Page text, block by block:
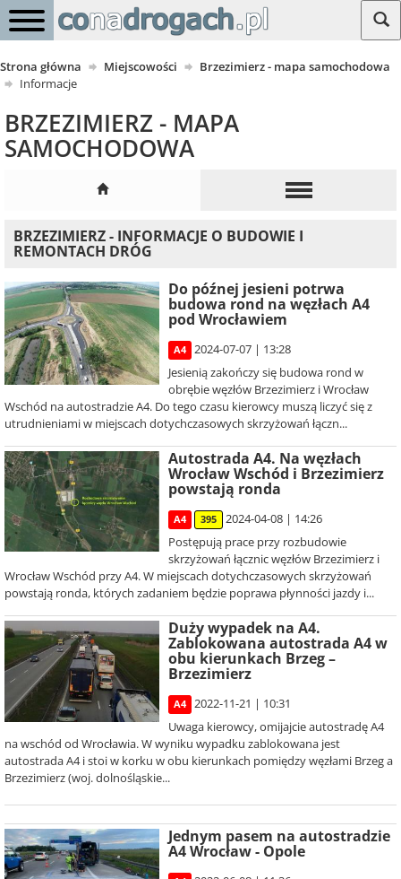
Strona główna Miejscowości
Brzezimierz - mapa samochodowa
Informacje
BRZEZIMIERZ - MAPA
SAMOCHODOWA
BRZEZIMIERZ - INFORMACJE O BUDOWIE I
REMONTACH DRÓG
Do późnej jesieni potrwa
budowa rond na węzłach A4
pod Wrocławiem
A4
2024-07-07 | 13:28
Jesienią zakończy się budowa rond w
obrębie węzłów Brzezimierz i Wrocław
Wschód na autostradzie A4. Do tego czasu kierowcy muszą liczyć się z
utrudnieniami w miejscach dotychczasowych skrzyżowań łączn...
Autostrada A4. Na węzłach
Wrocław Wschód i Brzezimierz
powstają ronda
A4 395
2024-04-08 | 14:26
Postępują prace przy rozbudowie
skrzyżowań łącznic węzłów Brzezimierz i
Wrocław Wschód przy A4. W miejscach dotychczasowych skrzyżowań
powstają ronda, których zadaniem będzie poprawa płynności jazdy i...
Duży wypadek na A4.
Zablokowana autostrada A4 w
obu kierunkach Brzeg –
Brzezimierz
A4
2022-11-21 | 10:31
Uwaga kierowcy, omijajcie autostradę A4
na wschód od Wrocławia. W wyniku wypadku zablokowana jest
autostrada A4 i stoi w korku w obu kierunkach pomiędzy węzłami Brzeg a
Brzezimierz (woj. dolnośląskie...
Jednym pasem na autostradzie
A4 Wrocław - Opole